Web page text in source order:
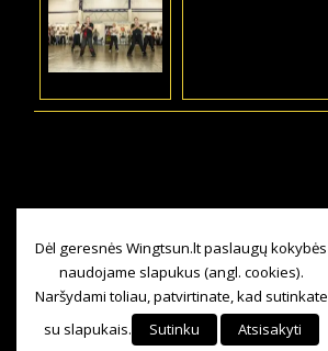
Dėl geresnės Wingtsun.lt paslaugų kokybės
naudojame slapukus (angl. cookies).
Naršydami toliau, patvirtinate, kad sutinkate
su slapukais.
Sutinku
Atsisakyti